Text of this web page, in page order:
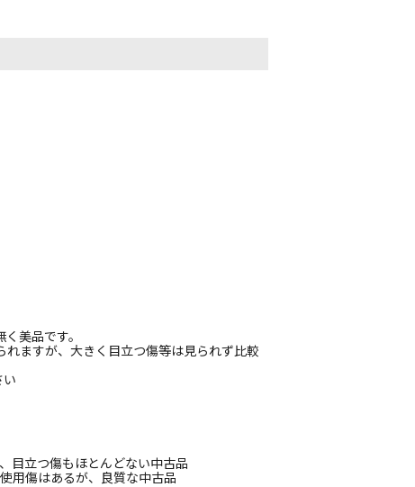
美品です。
ますが、大きく目立つ傷等は見られず比較
目立つ傷もほとんどない中古品
用傷はあるが、良質な中古品